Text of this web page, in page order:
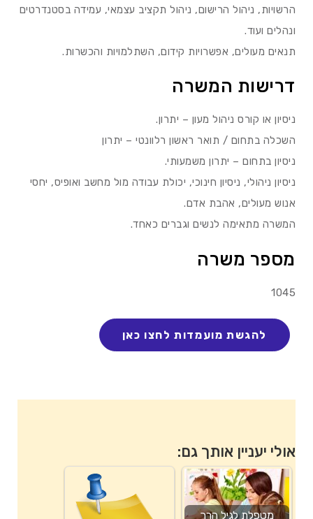
הרשויות, ניהול הרישום, ניהול תקציב עצמאי, עמידה בסטנדרטים
ונהלים ועוד.
תנאים מעולים, אפשרויות קידום, השתלמויות והכשרות.
דרישות המשרה
ניסיון או קורס ניהול מעון – יתרון.
השכלה בתחום / תואר ראשון רלוונטי – יתרון
ניסיון בתחום – יתרון משמעותי.
ניסיון ניהולי, ניסיון חינוכי, יכולת עבודה מול מחשב ואופיס, יחסי
אנוש מעולים, אהבת אדם.
המשרה מתאימה לנשים וגברים כאחד.
מספר משרה
1045
אולי יעניין אותך גם:
מטפלת לגיל הרך